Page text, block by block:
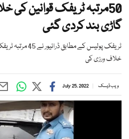
50مرتبہ ٹریفک قوانین کی
گاڑی بند کردی گئی
خلاف ورزی کی
ویب ڈیسک July 25, 2022